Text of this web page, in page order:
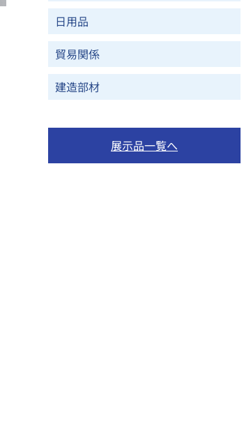
日用品
貿易関係
建造部材
展示品一覧へ